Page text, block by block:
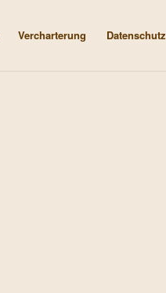
Vercharterung Datenschutz